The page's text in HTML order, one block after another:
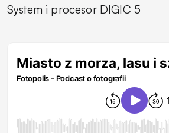
System i procesor DIGIC 5